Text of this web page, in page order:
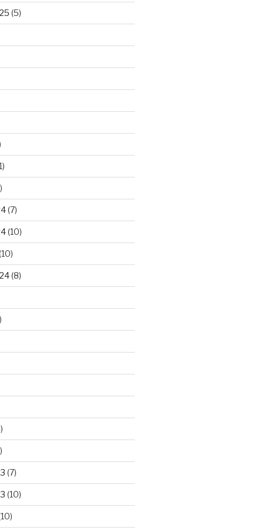
(5)
(7)
(10)
(8)
(7)
(10)